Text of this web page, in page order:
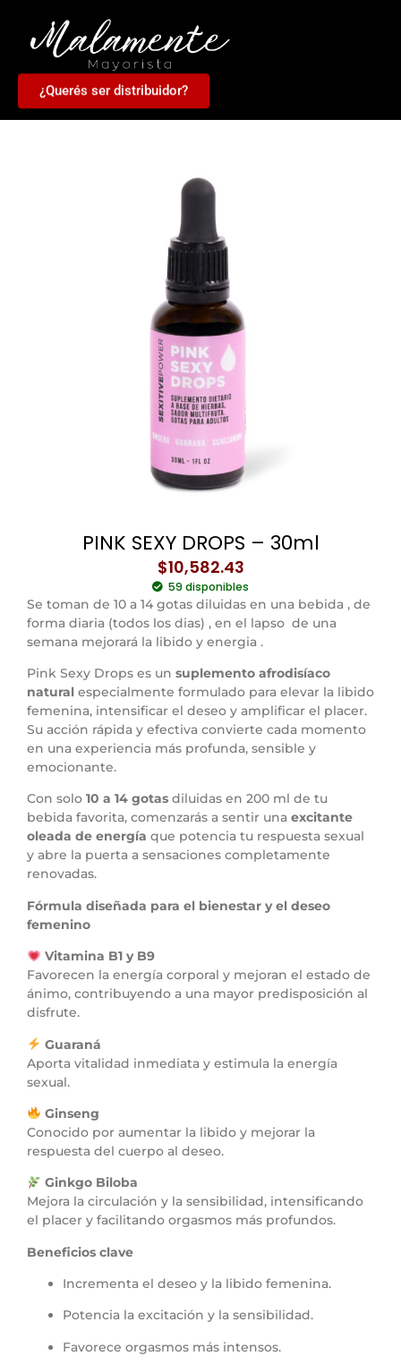
¿Querés ser distribuidor?
PINK SEXY DROPS – 30ml
$10,582.43
59 disponibles
Se toman de 10 a 14 gotas diluidas en una bebida , de
forma diaria (todos los dias) , en el lapso de una
semana mejorará la libido y energia .
Pink Sexy Drops es un suplemento afrodisíaco
natural especialmente formulado para elevar la libido
femenina, intensificar el deseo y amplificar el placer.
Su acción rápida y efectiva convierte cada momento
en una experiencia más profunda, sensible y
emocionante.
Con solo 10 a 14 gotas diluidas en 200 ml de tu
bebida favorita, comenzarás a sentir una excitante
oleada de energía que potencia tu respuesta sexual
y abre la puerta a sensaciones completamente
renovadas.
Fórmula diseñada para el bienestar y el deseo
femenino
Vitamina B1 y B9
Favorecen la energía corporal y mejoran el estado de
ánimo, contribuyendo a una mayor predisposición al
disfrute.
Guaraná
Aporta vitalidad inmediata y estimula la energía
sexual.
Ginseng
Conocido por aumentar la libido y mejorar la
respuesta del cuerpo al deseo.
Ginkgo Biloba
Mejora la circulación y la sensibilidad, intensificando
el placer y facilitando orgasmos más profundos.
Beneficios clave
Incrementa el deseo y la libido femenina.
Potencia la excitación y la sensibilidad.
Favorece orgasmos más intensos.